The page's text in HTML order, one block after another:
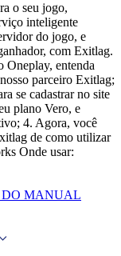
o seu jogo,
inteligente
do jogo, e
com Exitlag.
Oneplay, entenda
parceiro Exitlag;
se cadastrar no site
plano Vero, e
4. Agora, você
de como utilizar
Onde usar:
DO MANUAL